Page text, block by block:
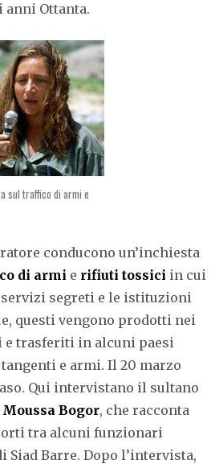
anni Ottanta.
sul traffico di armi e
conducono un’inchiesta
di armi e rifiuti tossici in cui
segreti e le istituzioni
questi vengono prodotti nei
trasferiti in alcuni paesi
e armi. Il 20 marzo
Qui intervistano il sultano
Bogor, che racconta
tra alcuni funzionari
Barre. Dopo l’intervista,